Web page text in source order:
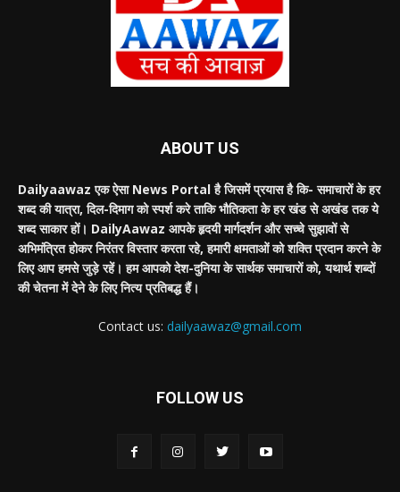
ABOUT US
Dailyaawaz एक ऐसा News Portal है जिसमें प्रयास है कि- समाचारों के हर
शब्द की यात्रा, दिल-दिमाग को स्पर्श करे ताकि भौतिकता के हर खंड से अखंड तक ये
शब्द साकार हों। DailyAawaz आपके हृदयी मार्गदर्शन और सच्चे सुझावों से
अभिमंत्रित होकर निरंतर विस्तार करता रहे, हमारी क्षमताओं को शक्ति प्रदान करने के
लिए आप हमसे जुड़े रहें। हम आपको देश-दुनिया के सार्थक समाचारों को, यथार्थ शब्दों
की चेतना में देने के लिए नित्य प्रतिबद्ध हैं।
Contact us: dailyaawaz@gmail.com
FOLLOW US